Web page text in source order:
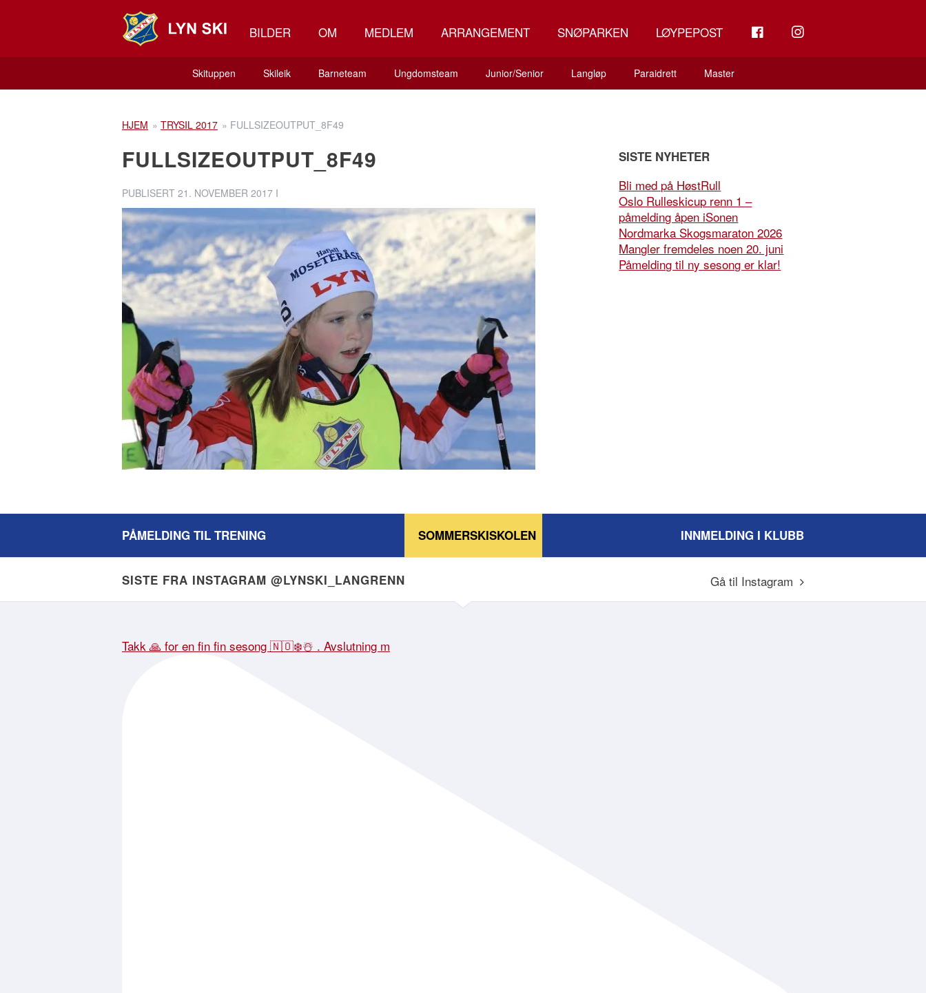
BILDER OM MEDLEM ARRANGEMENT SNØPARKEN LØYPEPOST INSTAGRAM
Skituppen Skileik Barneteam Ungdomsteam Junior/Senior Langløp Paraidrett Master
HJEM » TRYSIL 2017 » FULLSIZEOUTPUT_8F49
FULLSIZEOUTPUT_8F49
PUBLISERT 21. NOVEMBER 2017 I
SISTE NYHETER
Bli med på HøstRull
Oslo Rulleskicup renn 1 –
påmelding åpen iSonen
Nordmarka Skogsmaraton 2026
Mangler fremdeles noen 20. juni
Påmelding til ny sesong er klar!
PÅMELDING TIL TRENING INNMELDING I KLUBB
SOMMERSKISKOLEN
SISTE FRA INSTAGRAM @LYNSKI_LANGRENN Gå til Instagram
Takk 🙏 for en fin fin sesong 🇳🇴❄️☃️ . Avslutning m